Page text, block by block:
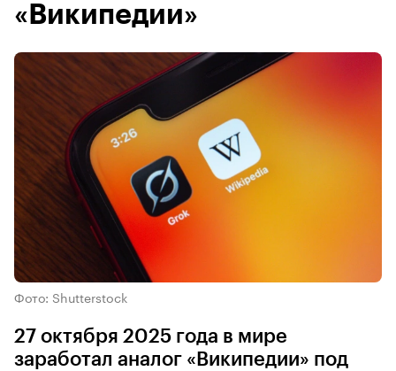
«Википедии»
Фото: Shutterstock
27 октября 2025 года в мире
заработал аналог «Википедии» под